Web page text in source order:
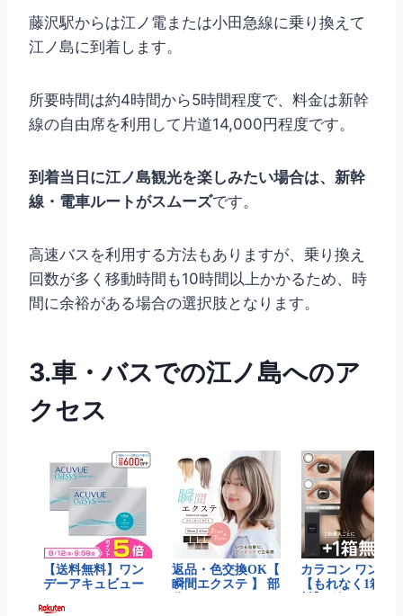
藤沢駅からは江ノ電または小田急線に乗り換えて
江ノ島に到着します。
所要時間は約4時間から5時間程度で、料金は新幹
線の自由席を利用して片道14,000円程度です。
到着当日に江ノ島観光を楽しみたい場合は、新幹
線・電車ルートがスムーズです。
高速バスを利用する方法もありますが、乗り換え
回数が多く移動時間も10時間以上かかるため、時
間に余裕がある場合の選択肢となります。
3.車・バスでの江ノ島へのア
クセス